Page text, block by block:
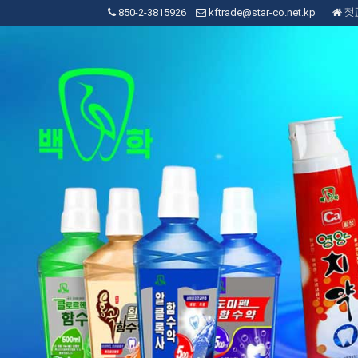
850-2-3815926 kftrade@star-co.net.kp 첫